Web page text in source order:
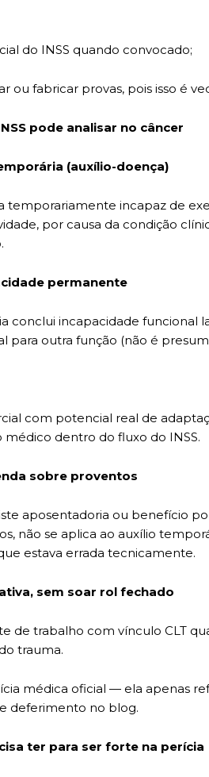
do INSS quando convocado;
ou fabricar provas, pois isso é
pode analisar no câncer
(auxílio-doença)
temporariamente incapaz de
por causa da condição
permanente
conclui incapacidade funcional
para outra função (não é
com potencial real de
dentro do fluxo do INSS.
sobre proventos
aposentadoria ou benefício
não se aplica ao auxílio
estava errada tecnicamente.
sem soar rol fechado
de trabalho com vínculo CLT
trauma.
médica oficial — ela apenas
deferimento no blog.
ter para ser forte na perícia